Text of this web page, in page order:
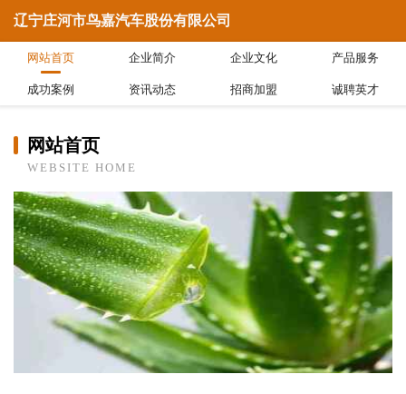
辽宁庄河市鸟嘉汽车股份有限公司
网站首页 企业简介 企业文化 产品服务
成功案例 资讯动态 招商加盟 诚聘英才
网站首页
WEBSITE HOME